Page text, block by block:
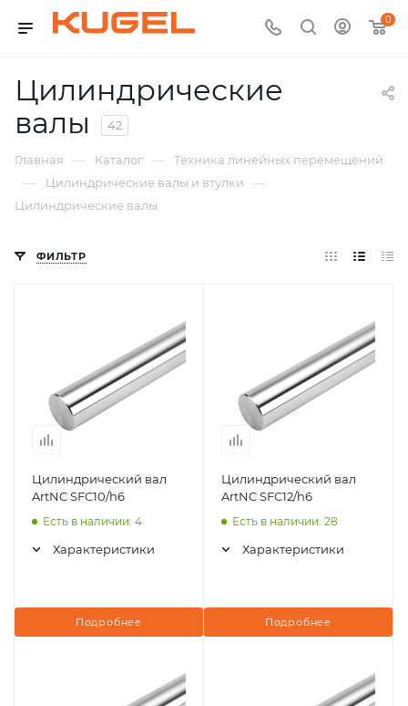
0
Цилиндрические
валы
42
Главная — Каталог — Техника линейных перемещений
— Цилиндрические валы и втулки —
Цилиндрические валы
ФИЛЬТР
Цилиндрический вал
ArtNC SFC10/h6
Есть в наличии: 4
Характеристики
Подробнее
Цилиндрический вал
ArtNC SFC12/h6
Есть в наличии: 28
Характеристики
Подробнее